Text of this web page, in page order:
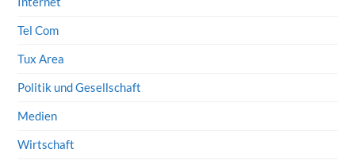
Tel Com
Tux Area
Politik und Gesellschaft
Medien
Wirtschaft